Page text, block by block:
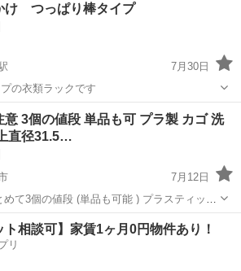
け つっぱり棒タイプ
7月30日
の衣類ラックです
矢知駅 収納家具
ラ製 カゴ 洗
濯籠 上直径31.5…
7月12日
加算 持ち手はありま...
収納家具
ト相談可】家賃1ヶ月0円物件あり！
リ